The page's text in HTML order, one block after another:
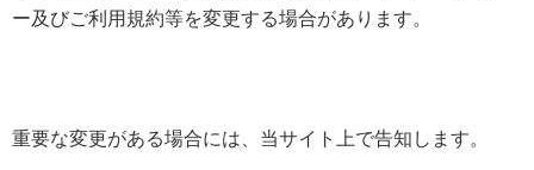
ー及びご利用規約等を変更する場合があります。
重要な変更がある場合には、当サイト上で告知します。